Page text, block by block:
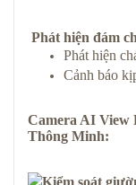
Phát hiện đám
Phát hiện
Cảnh báo
Camera AI View
Thông Minh: